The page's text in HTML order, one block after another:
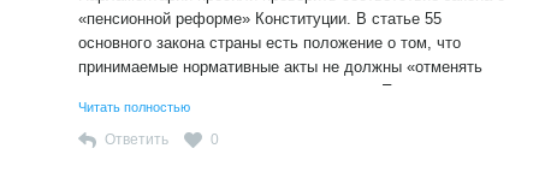
«пенсионной реформе» Конституции. В статье 55
основного закона страны есть положение о том, что
принимаемые нормативные акты не должны «отменять
или умалять права и свободы» граждан. Повышение
пенсионного возраста, против которого, согласно
соцопросам, выступало подавляющее большинство
Читать полностью
Ответить 0